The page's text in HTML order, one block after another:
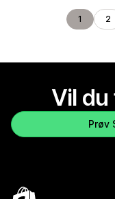
1 2
Vil du
Prøv